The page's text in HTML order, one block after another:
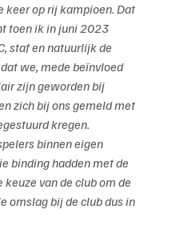
keer op rij kampioen. Dat
toen ik in juni 2023
staf en natuurlijk de
we, mede beïnvloed
zijn geworden bij
zich bij ons gemeld met
kregen.
binnen eigen
binding hadden met de
van de club om de
omslag bij de club dus in